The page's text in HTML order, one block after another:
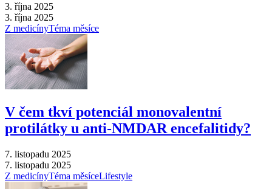
3. října 2025
3. října 2025
Z medicínyTéma měsíce
V čem tkví potenciál monovalentní
protilátky u anti-NMDAR encefalitidy?
7. listopadu 2025
7. listopadu 2025
Z medicínyTéma měsíceLifestyle